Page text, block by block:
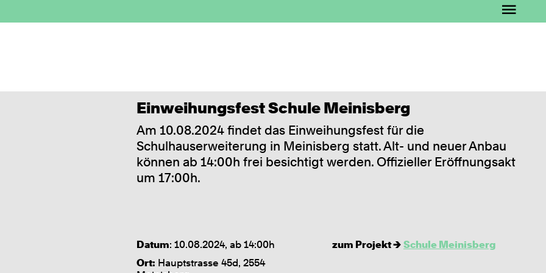
Projekte
News
Einweihungsfest Schule Meinisberg
Am 10.08.2024 findet das Einweihungsfest für die
Schulhauserweiterung in Meinisberg statt. Alt- und neuer Anbau
können ab 14:00h frei besichtigt werden. Offizieller Eröffnungsakt
um 17:00h.
Datum: 10.08.2024, ab 14:00h
Ort: Hauptstrasse 45d, 2554
zum Projekt → Schule Meinisberg